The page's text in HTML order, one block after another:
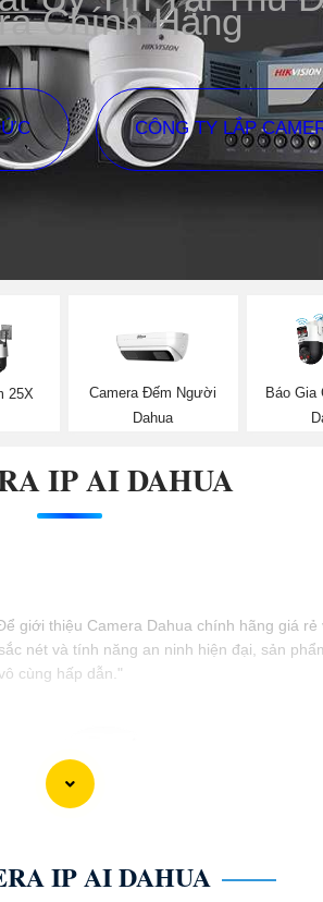
Chính Hãng
CÔNG TY LẮP
25X
Camera Đếm Người
Dahua
Báo Gia
IP AI DAHUA
thiệu Camera Dahua chính hãng giá
nét và tính năng an ninh hiện đại, sản
cùng hấp dẫn."
IP AI DAHUA